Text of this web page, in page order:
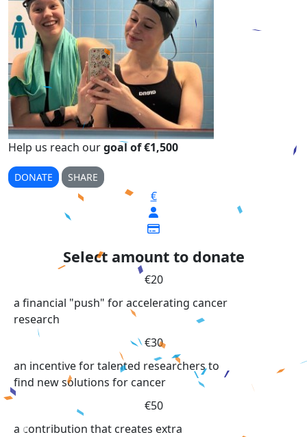
Help us reach ourgoal of €1,500
DONATE SHARE
€
Select amount to donate
€20
a financial "push" for accelerating cancer
research
€30
an incentive for talented researchers to
find new solutions for cancer
€50
a contribution that creates extra